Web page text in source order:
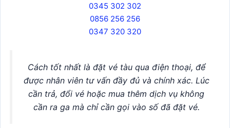
0345 302 302
0856 256 256
0347 320 320
Cách tốt nhất là đặt vé tàu qua điện thoại, để
được nhân viên tư vấn đầy đủ và chính xác. Lúc
cần trả, đổi vé hoặc mua thêm dịch vụ không
cần ra ga mà chỉ cần gọi vào số đã đặt vé.